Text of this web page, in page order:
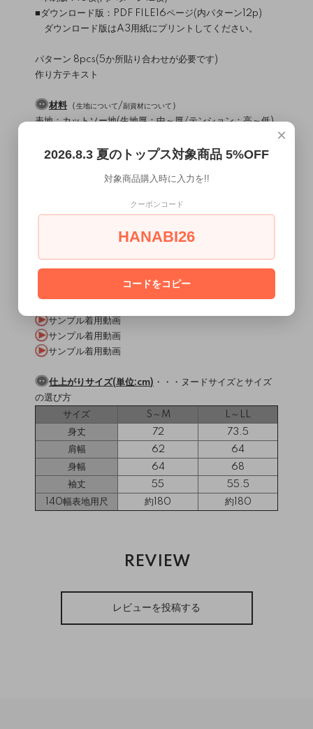
■ダウンロード版：PDF FILE16ページ(内パターン12p)
ダウンロード版はA3用紙にプリントしてください。
パターン 8pcs(5か所貼り合わせが必要です)
作り方テキスト
材料 （生地について/副資材について ）
表地：カットソー地(生地厚：中～厚/テンション：高～低)
接着芯
使用ミシン・縫製レベル（ミシンについて）
縫製難易度・・・★★☆☆☆
ニット地で作るメキシカンパーカーです。
ゆったりオーバーサイズ。
袖丈は長く、ロールアップにして着用します。
サンプル着用動画
サンプル着用動画
サンプル着用動画
仕上がりサイズ(単位:cm) ・・・ ヌードサイズとサイズ
の選び方
サイズ
S～M
L～LL
身丈
72
73.5
肩幅
62
64
身幅
64
68
袖丈
55
55.5
140幅表地用尺
約180 約180
REVIEW
レビューを投稿する
×
2026.8.3 夏のトップス対象商品 5%OFF
対象商品購入時に入力を!!
クーポンコード
HANABI26
コードをコピー